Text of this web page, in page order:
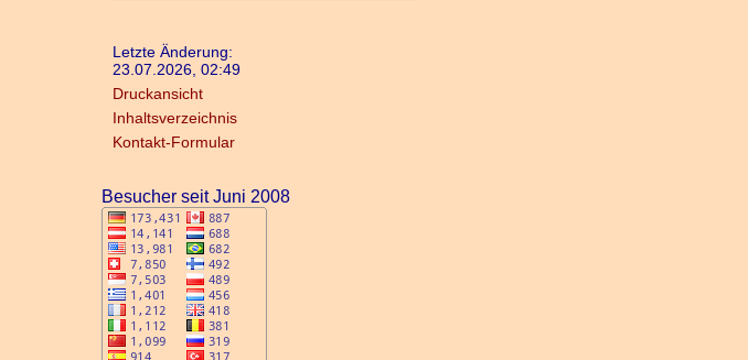
Letzte Änderung:
23.07.2026, 02:49
Druckansicht
Inhaltsverzeichnis
Kontakt-Formular
Besucher seit Juni 2008